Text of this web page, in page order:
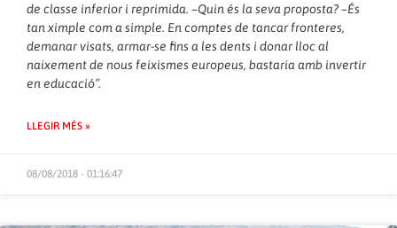
de classe inferior i reprimida. –Quin és la seva proposta? –És
tan ximple com a simple. En comptes de tancar fronteres,
demanar visats, armar-se fins a les dents i donar lloc al
naixement de nous feixismes europeus, bastaria amb invertir
en educació”.
LLEGIR MÉS »
08/08/2018 - 01:16:47